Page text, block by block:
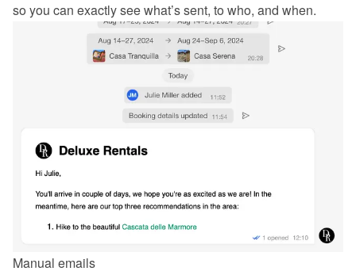
so you can exactly see what’s sent, to who, and when.
Manual emails